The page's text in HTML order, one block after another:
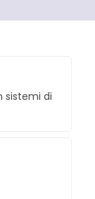
sistemi di